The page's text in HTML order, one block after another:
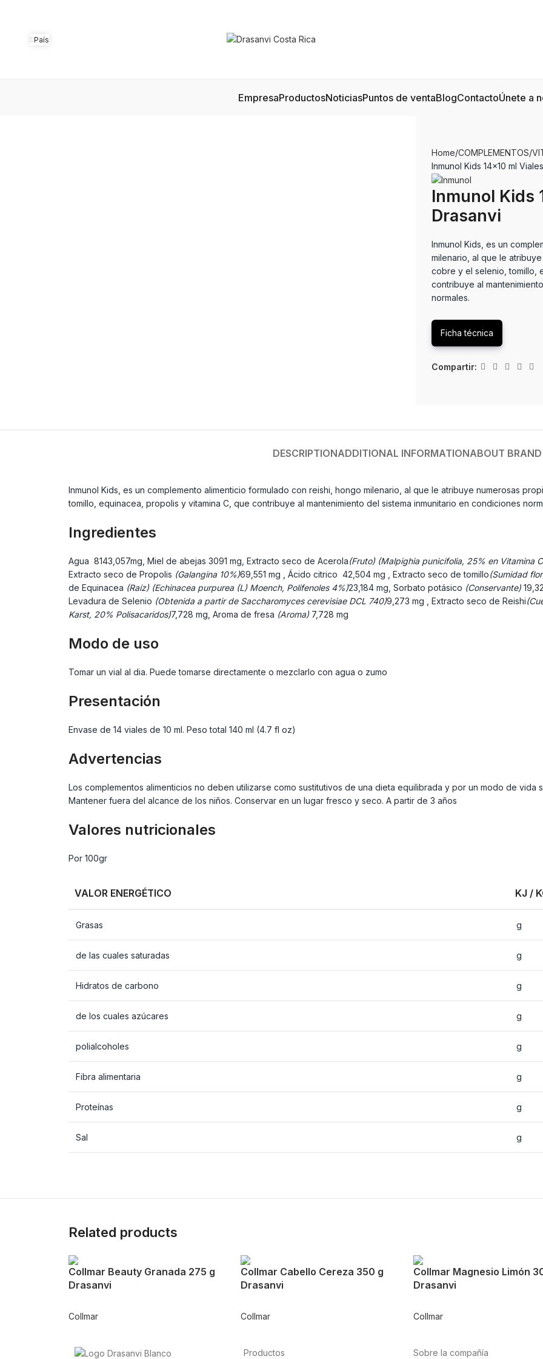
País
EmpresaProductosNoticiasPuntos de ventaBlogContactoÚnete a
Home COMPLEMENTOS
Inmunol Kids 14×10 ml
Inmunol Kids
Drasanvi
Inmunol Kids, es un
milenario, al que le
cobre y el selenio, tomillo,
contribuye al
normales.
Ficha técnica
Compartir:
DESCRIPTIONADDITIONAL INFORMATIONABOUT BRAND
Inmunol Kids, es un complemento alimenticio formulado con reishi, hongo milenario, al que le atribuye numerosas
tomillo, equinacea, propolis y vitamina C, que contribuye al mantenimiento del sistema inmunitario en condiciones
Ingredientes
Agua 8143,057mg, Miel de abejas 3091 mg, Extracto seco de Acerola(Fruto) (Malpighia punicifolia, 25% en Vitamina
Extracto seco de Propolis (Galangina 10%)69,551 mg , Ácido citrico 42,504 mg , Extracto seco de tomillo(Sumidad
de Equinacea (Raíz) (Echinacea purpurea (L) Moench, Polifenoles 4%)23,184 mg, Sorbato potásico (Conservante)
Levadura de Selenio (Obtenida a partir de Saccharomyces cerevisiae DCL 740)9,273 mg , Extracto seco de Reishi
Karst, 20% Polisacaridos)7,728 mg, Aroma de fresa (Aroma) 7,728 mg
Modo de uso
Tomar un vial al dia. Puede tomarse directamente o mezclarlo con agua o zumo
Presentación
Envase de 14 viales de 10 ml. Peso total 140 ml (4.7 fl oz)
Advertencias
Los complementos alimenticios no deben utilizarse como sustitutivos de una dieta equilibrada y por un modo de vida
Mantener fuera del alcance de los niños. Conservar en un lugar fresco y seco. A partir de 3 años
Valores nutricionales
Por 100gr
VALOR ENERGÉTICO KJ /
Grasas g
de las cuales saturadas g
Hidratos de carbono g
de los cuales azúcares g
polialcoholes g
Fibra alimentaria g
Proteínas g
Sal g
Related products
Collmar Beauty Granada 275 g
Drasanvi
Collmar
Collmar Cabello Cereza 350 g
Drasanvi
Collmar
Collmar Magnesio Limón
Drasanvi
Collmar
Productos Sobre la compañía